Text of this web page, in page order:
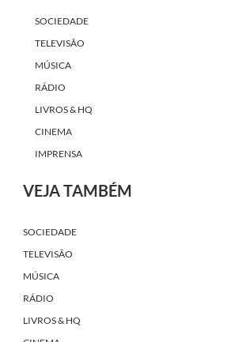
SOCIEDADE
TELEVISÃO
MÚSICA
RÁDIO
LIVROS & HQ
CINEMA
IMPRENSA
VEJA TAMBÉM
SOCIEDADE
TELEVISÃO
MÚSICA
RÁDIO
LIVROS & HQ